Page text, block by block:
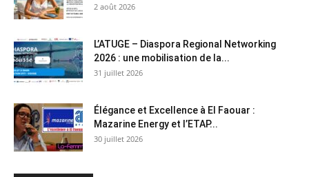
2 août 2026
L’ATUGE – Diaspora Regional Networking
2026 : une mobilisation de la...
31 juillet 2026
Élégance et Excellence à El Faouar :
Mazarine Energy et l’ETAP...
30 juillet 2026